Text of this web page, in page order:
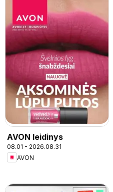
AVON leidinys
08.01 - 2026.08.31
AVON